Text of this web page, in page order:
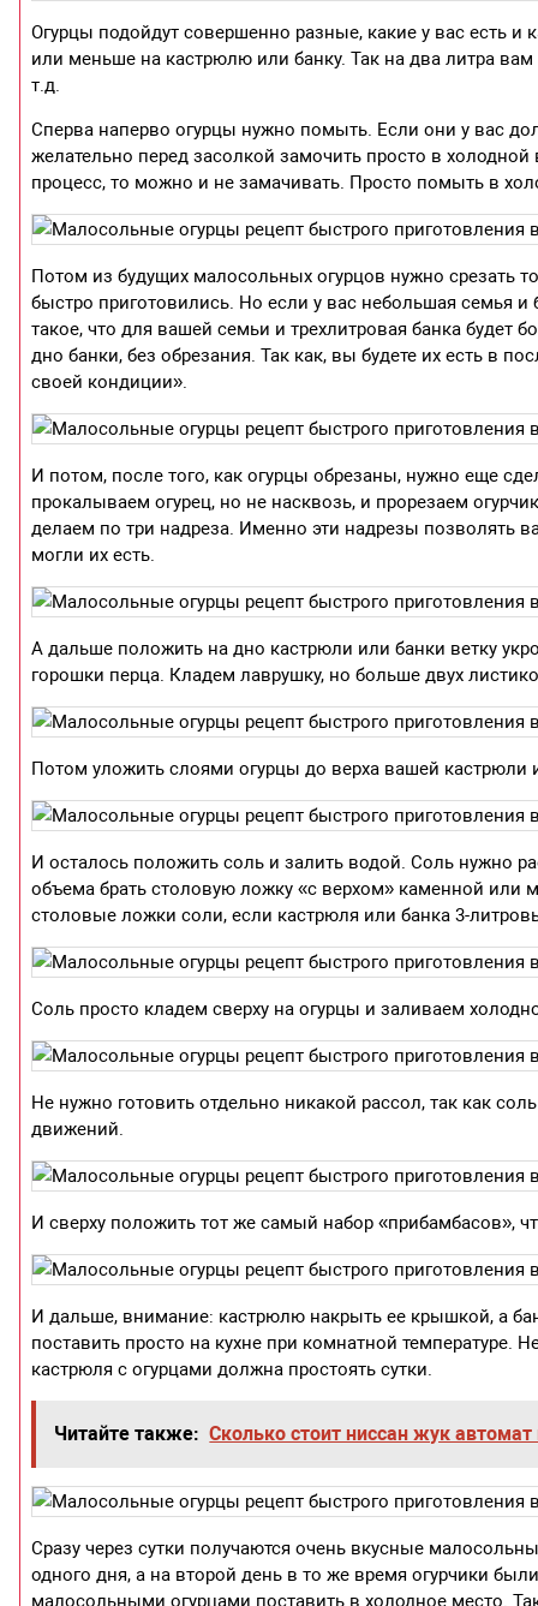
Огурцы подойдут совершенно разные, какие у вас есть и
или меньше на кастрюлю или банку. Так на два литра
т.д.
Сперва наперво огурцы нужно помыть. Если они у вас
желательно перед засолкой замочить просто в
процесс, то можно и не замачивать. Просто помыть в
Потом из будущих малосольных огурцов нужно срезать
быстро приготовились. Но если у вас небольшая семья
такое, что для вашей семьи и трехлитровая банка будет
дно банки, без обрезания. Так как, вы будете их есть в
своей кондиции».
И потом, после того, как огурцы обрезаны, нужно еще
прокалываем огурец, но не насквозь, и прорезаем
делаем по три надреза. Именно эти надрезы позволять
могли их есть.
А дальше положить на дно кастрюли или банки ветку
горошки перца. Кладем лаврушку, но больше двух
Потом уложить слоями огурцы до верха вашей кастрюли
И осталось положить соль и залить водой. Соль нужно
объема брать столовую ложку «с верхом» каменной или
столовые ложки соли, если кастрюля или банка 3-
Соль просто кладем сверху на огурцы и заливаем
Не нужно готовить отдельно никакой рассол, так как
движений.
И сверху положить тот же самый набор «прибамбасов»,
И дальше, внимание: кастрюлю накрыть ее крышкой, а
поставить просто на кухне при комнатной температуре.
кастрюля с огурцами должна простоять сутки.
Читайте также: Сколько стоит ниссан жук
Сразу через сутки получаются очень вкусные
одного дня, а на второй день в то же время огурчики
малосольными огурцами поставить в холодное место.